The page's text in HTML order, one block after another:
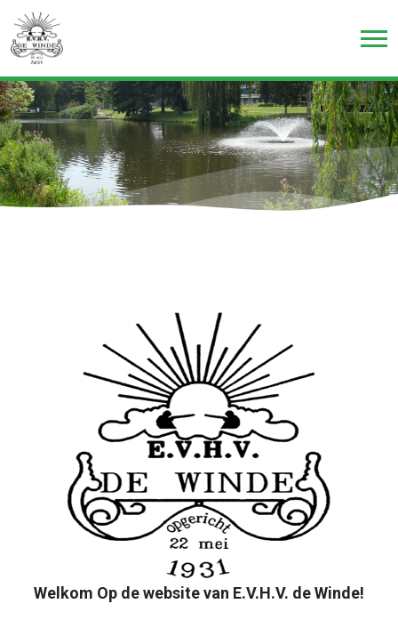
Welkom Op de website van E.V.H.V. de Winde!